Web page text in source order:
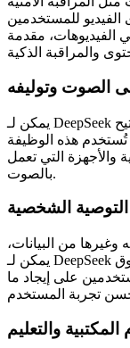
الفيديو للمستخدمين
الفيديوهات، مقدمة
الصوت وتوليفه
يمكن لـ DeepSeek التعرف على الأصوات وتوليفها بدقة، مما يتيح
تُستخدم هذه الوظيفة
التي تعمل
بالصوت.
التوصية الشخصية
من البيانات،
يمكن لـ DeepSeek تقديم توصيات شخصية في مجالات مثل التسوق
على إيجاد ما
والتعليم